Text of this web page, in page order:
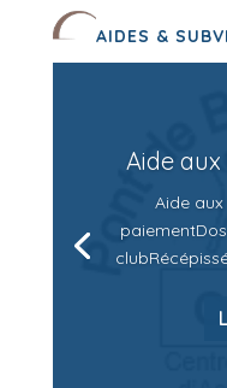
AIDES &
Aide
Aide